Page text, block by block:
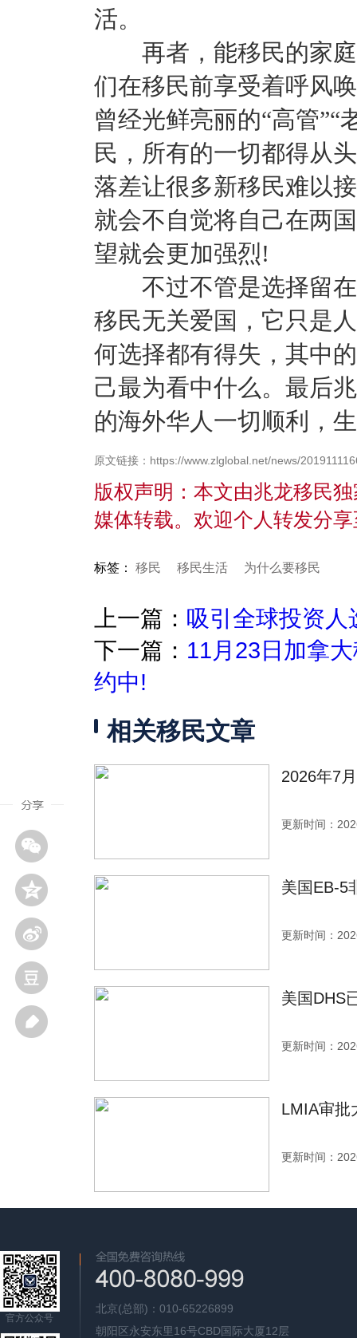
活。
再者，能移民的家庭
们在移民前享受着呼风
曾经光鲜亮丽的“高管”“
民，所有的一切都得从
落差让很多新移民难以
就会不自觉将自己在两
望就会更加强烈!
不过不管是选择留在
移民无关爱国，它只是
何选择都有得失，其中
己最为看中什么。最后
的海外华人一切顺利，
原文链接：https://www.zlglobal.net/news/
版权声明：本文由兆龙移民
媒体转载。欢迎个人转发分
标签： 移民 移民生活 为什么要移民
上一篇： 吸引全球投资
下一篇： 11月23日加拿
约中!
相关移民文章
2026年7
更新时间：
美国EB-5
更新时间：
美国DHS
更新时间：
LMIA审批
更新时间：
官方公众号
北京(总部)：010-65226899
朝阳区永安东里16号CBD国际大厦12层